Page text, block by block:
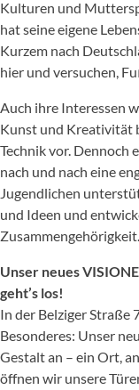
Kulturen und
hat seine eigene
Kurzem nach
hier und versuchen,
Auch ihre Interessen
Kunst und Kreativität
Technik vor. Dennoch
nach und nach eine
Jugendlichen
und Ideen und
Zusammengehörigkeit.
Unser neues
geht’s los!
In der Belziger Straße
Besonderes: Unser
Gestalt an – ein Ort,
öffnen wir unsere